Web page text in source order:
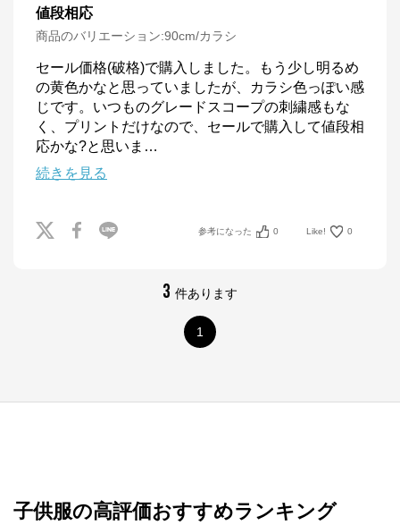
値段相応
商品のバリエーション:90cm/カラシ
セール価格(破格)で購入しました。もう少し明るめ
の黄色かなと思っていましたが、カラシ色っぽい感
じです。いつものグレードスコープの刺繍感もな
く、プリントだけなので、セールで購入して値段相
応かな?と思いま …
続きを見る
参考になった 0 Like! 0
3 件あります
1
子供服の高評価おすすめランキング